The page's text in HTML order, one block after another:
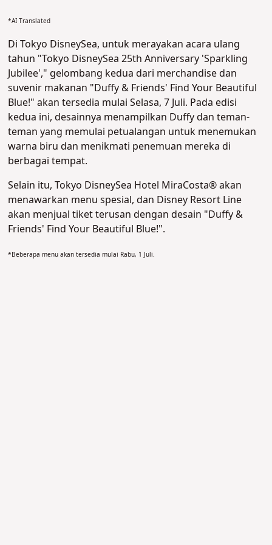
*AI Translated
Di Tokyo DisneySea, untuk merayakan acara ulang
tahun "Tokyo DisneySea 25th Anniversary 'Sparkling
Jubilee'," gelombang kedua dari merchandise dan
suvenir makanan "Duffy & Friends' Find Your Beautiful
Blue!" akan tersedia mulai Selasa, 7 Juli. Pada edisi
kedua ini, desainnya menampilkan Duffy dan teman-
teman yang memulai petualangan untuk menemukan
warna biru dan menikmati penemuan mereka di
berbagai tempat.
Selain itu, Tokyo DisneySea Hotel MiraCosta® akan
menawarkan menu spesial, dan Disney Resort Line
akan menjual tiket terusan dengan desain "Duffy &
Friends' Find Your Beautiful Blue!".
*Beberapa menu akan tersedia mulai Rabu, 1 Juli.